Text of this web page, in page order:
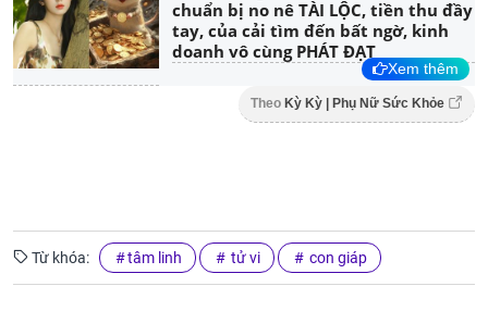
chuẩn bị no nê TÀI LỘC, tiền thu đầy
tay, của cải tìm đến bất ngờ, kinh
doanh vô cùng PHÁT ĐẠT
Xem thêm
Theo Kỳ Kỳ | Phụ Nữ Sức Khỏe
Từ khóa: tâm linh tử vi con giáp